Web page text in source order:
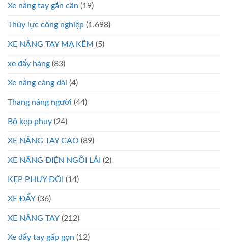
Xe nâng tay gắn cân (19)
Thủy lực công nghiệp (1.698)
XE NÂNG TAY MẠ KẼM (5)
xe đẩy hàng (83)
Xe nâng càng dài (4)
Thang nâng người (44)
Bộ kẹp phuy (24)
XE NÂNG TAY CAO (89)
XE NÂNG ĐIỆN NGỒI LÁI (2)
KẸP PHUY ĐÔI (14)
XE ĐẨY (36)
XE NÂNG TAY (212)
Xe đẩy tay gấp gọn (12)